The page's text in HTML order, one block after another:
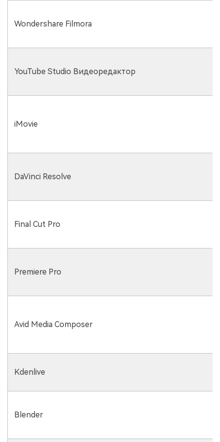
Wondershare Filmora
YouTube Studio Видеоредактор
iMovie
DaVinci Resolve
Final Cut Pro
Premiere Pro
Avid Media Composer
Kdenlive
Blender